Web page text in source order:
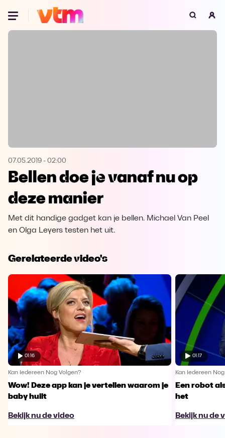
Oeps, browser niet ondersteund
Microsoft Edge Download
Opera
07.05.2019 - 02:00
Bellen doe je vanaf nu op
deze manier
Met dit handige gadget kan je bellen. Michael Van Peel
en Olga Leyers testen het uit.
Gerelateerde video's
01:16
Kan Iedereen Nog Volgen?
Wow! Deze app kan je vertellen waarom je
baby huilt
Bekijk nu de video
01:17
Kan Iedereen
Een robot
het
Bekijk nu de